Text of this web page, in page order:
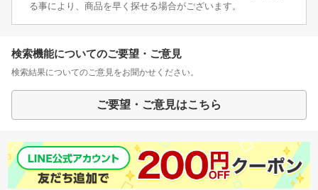
る事により、商品を早く探せる場合がございます。
検索機能についてのご要望・ご意見
検索結果についてのご意見をお聞かせください。
ご要望・ご意見はこちら